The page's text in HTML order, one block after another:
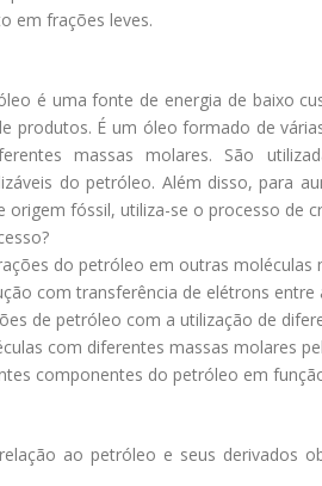
em frações leves.
é uma fonte de energia de baixo
produtos. É um óleo formado de
massas molares. São
do petróleo. Além disso, para
fóssil, utiliza-se o processo de
do petróleo em outras moléculas
com transferência de elétrons entre
de petróleo com a utilização de
com diferentes massas molares
componentes do petróleo em
ao petróleo e seus derivados